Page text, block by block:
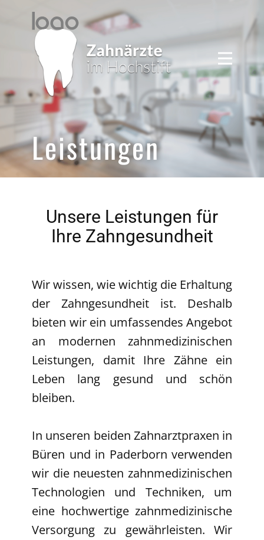
Startseite
Praxen
Leistungen
Team
Kontakt
Leistungen
Unsere Leistungen für
Ihre Zahngesundheit
Wir wissen, wie wichtig die Erhaltung
der Zahngesundheit ist. Deshalb
bieten wir ein umfassendes Angebot
an modernen zahnmedizinischen
Leistungen, damit Ihre Zähne ein
Leben lang gesund und schön
bleiben.
In unseren beiden Zahnarztpraxen in
Büren und in Paderborn verwenden
wir die neuesten zahnmedizinischen
Technologien und Techniken, um
eine hochwertige zahnmedizinische
Versorgung zu gewährleisten. Wir